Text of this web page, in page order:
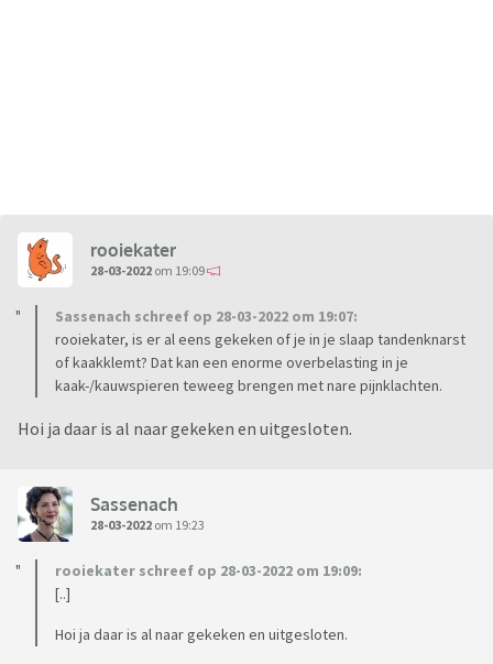
rooiekater
28-03-2022 om 19:09
Sassenach schreef op 28-03-2022 om 19:07:
rooiekater, is er al eens gekeken of je in je slaap tandenknarst
of kaakklemt? Dat kan een enorme overbelasting in je
kaak-/kauwspieren teweeg brengen met nare pijnklachten.
Hoi ja daar is al naar gekeken en uitgesloten.
Sassenach
28-03-2022 om 19:23
rooiekater schreef op 28-03-2022 om 19:09:
[..]
Hoi ja daar is al naar gekeken en uitgesloten.